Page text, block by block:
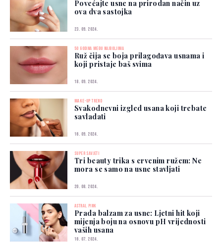
Povećajte usne na prirodan način uz
ova dva sastojka
23. 09. 2024.
50 GODINA MEĐU NAJBOLJIMA
Ruž čija se boja prilagođava usnama i
koji pristaje baš svima
18. 09. 2024.
MAKE-UP TREND
Svakodnevni izgled usana koji trebate
savladati
16. 09. 2024.
SUPER SAVJETI
Tri beauty trika s crvenim ružem: Ne
mora se samo na usne stavljati
20. 08. 2024.
ASTRAL PINK
Prada balzam za usne: Ljetni hit koji
mijenja boju na osnovu pH vrijednosti
vaših usana
16. 07. 2024.